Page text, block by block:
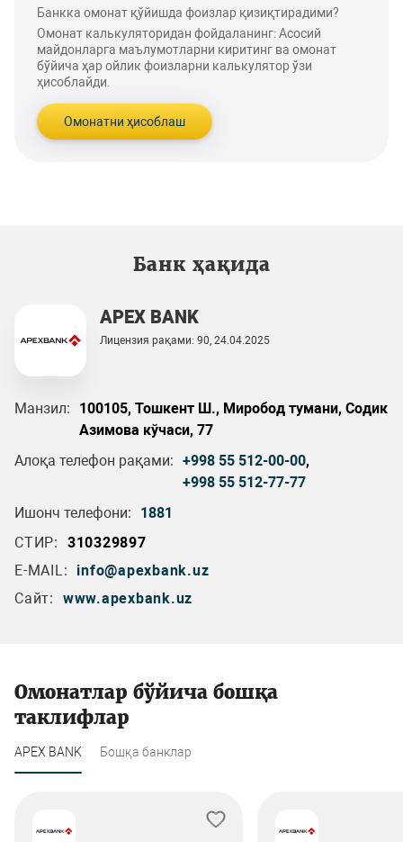
Банкка омонат қўйишда фоизлар қизиқтирадими?
Омонат калькуляторидан фойдаланинг: Асосий
майдонларга маълумотларни киритинг ва омонат
бўйича ҳар ойлик фоизларни калькулятор ўзи
ҳисоблайди.
Омонатни ҳисоблаш
Банк ҳақида
APEX BANK
Лицензия рақами: 90, 24.04.2025
Манзил:
100105, Тошкент Ш., Миробод тумани, Cодик
Азимова кўчаси, 77
Алоқа телефон рақами: +998 55 512-00-00,
+998 55 512-77-77
Ишонч телефони:
1881
СТИР:
310329897
E-MAIL:
info@apexbank.uz
Сайт:
www.apexbank.uz
Омонатлар бўйича бошқа
таклифлар
APEX BANK Бошқа банклар